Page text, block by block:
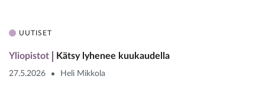
UUTISET
Yliopistot Kätsy lyhenee kuukaudella
27.5.2026 Heli Mikkola